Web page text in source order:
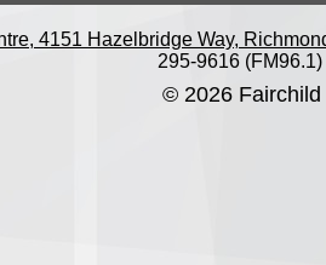
4151 Hazelbridge Way,
295-9616 (FM96.1)
© 2026 Fairchild